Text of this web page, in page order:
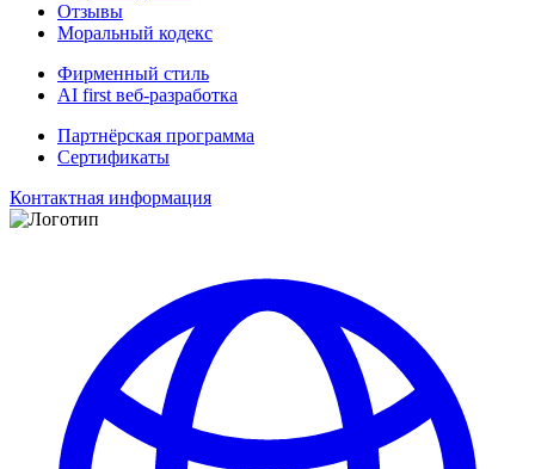
Отзывы
Моральный кодекс
Фирменный стиль
AI first веб-разработка
Партнёрская программа
Сертификаты
Контактная информация